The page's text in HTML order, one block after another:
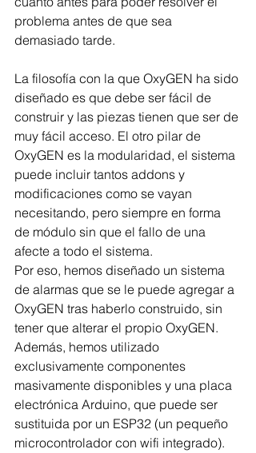
problema antes de que sea
demasiado tarde.
La filosofía con la que OxyGEN ha sido
diseñado es que debe ser fácil de
construir y las piezas tienen que ser de
muy fácil acceso. El otro pilar de
OxyGEN es la modularidad, el sistema
puede incluir tantos addons y
modificaciones como se vayan
necesitando, pero siempre en forma
de módulo sin que el fallo de una
afecte a todo el sistema.
Por eso, hemos diseñado un sistema
de alarmas que se le puede agregar a
OxyGEN tras haberlo construido, sin
tener que alterar el propio OxyGEN.
Además, hemos utilizado
exclusivamente componentes
masivamente disponibles y una placa
electrónica Arduino, que puede ser
sustituida por un ESP32 (un pequeño
microcontrolador con wifi integrado).